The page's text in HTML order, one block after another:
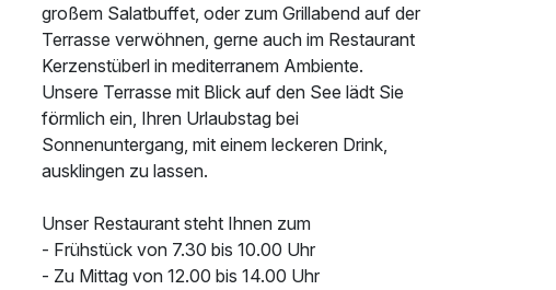
großem Salatbuffet, oder zum Grillabend auf der
Terrasse verwöhnen, gerne auch im Restaurant
Kerzenstüberl in mediterranem Ambiente.
Unsere Terrasse mit Blick auf den See lädt Sie
förmlich ein, Ihren Urlaubstag bei
Sonnenuntergang, mit einem leckeren Drink,
ausklingen zu lassen.
Unser Restaurant steht Ihnen zum
- Frühstück von 7.30 bis 10.00 Uhr
- Zu Mittag von 12.00 bis 14.00 Uhr